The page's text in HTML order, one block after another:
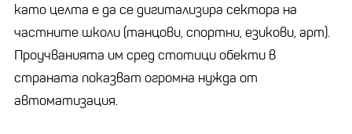
като целта е да се дигитализира сектора на
частните школи (танцови, спортни, езикови, арт).
Проучванията им сред стотици обекти в
страната показват огромна нужда от
автоматизация.